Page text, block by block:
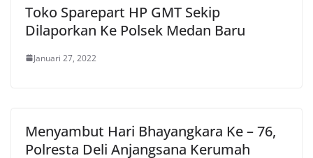
Toko Sparepart HP GMT Sekip
Dilaporkan Ke Polsek Medan Baru
Januari 27, 2022
Menyambut Hari Bhayangkara Ke – 76,
Polresta Deli Anjangsana Kerumah